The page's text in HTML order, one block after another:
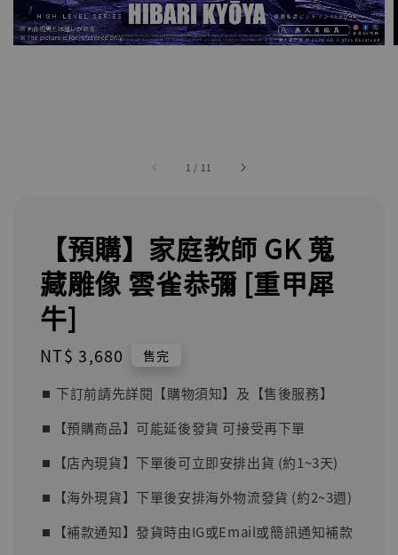
1 / 11
【預購】家庭教師 GK 蒐
藏雕像 雲雀恭彌 [重甲犀
牛]
Regular
NT$ 3,680 售完
⏹︎ 下訂前請先詳閱【購物須知】及【售後服務】
⏹︎【預購商品】可能延後發貨 可接受再下單
⏹︎【店內現貨】下單後可立即安排出貨 (約1~3天)
⏹︎【海外現貨】下單後安排海外物流發貨 (約2~3週)
⏹︎【補款通知】發貨時由IG或Email或簡訊通知補款